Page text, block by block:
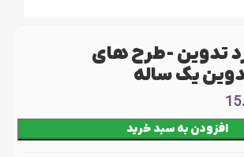
تدوین -طرح های
یک ساله
افزودن به سبد خرید